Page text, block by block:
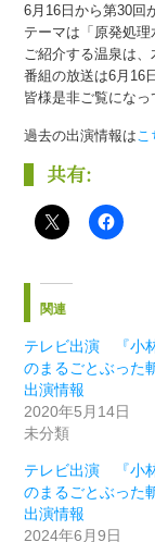
6月16日から第30回
テーマは「原発処理
ご紹介する温泉は
番組の放送は6月16
皆様是非ご覧になっ
過去の出演情報は こ
共有:
関連
テレビ出演 『小
のまるごとぶった
出演情報
2020年5月14日
未分類
テレビ出演 『小
のまるごとぶった
出演情報
2024年6月9日